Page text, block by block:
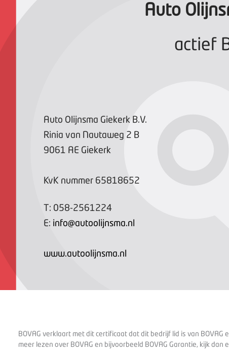
Auto
actief
Auto Olijnsma Giekerk B.V.
Rinia van Nautaweg 2 B
9061 AE Giekerk
KvK nummer 65818652
T: 058-2561224
E: info@autoolijnsma.nl
www.autoolijnsma.nl
BOVAG verklaart met dit certificaat dat dit bedrijf lid is van
meer lezen over BOVAG en bijvoorbeeld BOVAG Garantie, kijk dan